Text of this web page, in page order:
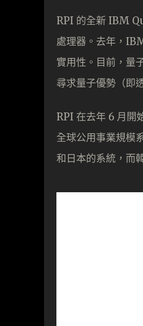
RPI 的全新 IBM
處理器。去年，
實用性。目前，量
尋求量子優勢（即
RPI 在去年 6 月
全球公用事業規模
和日本的系統，而